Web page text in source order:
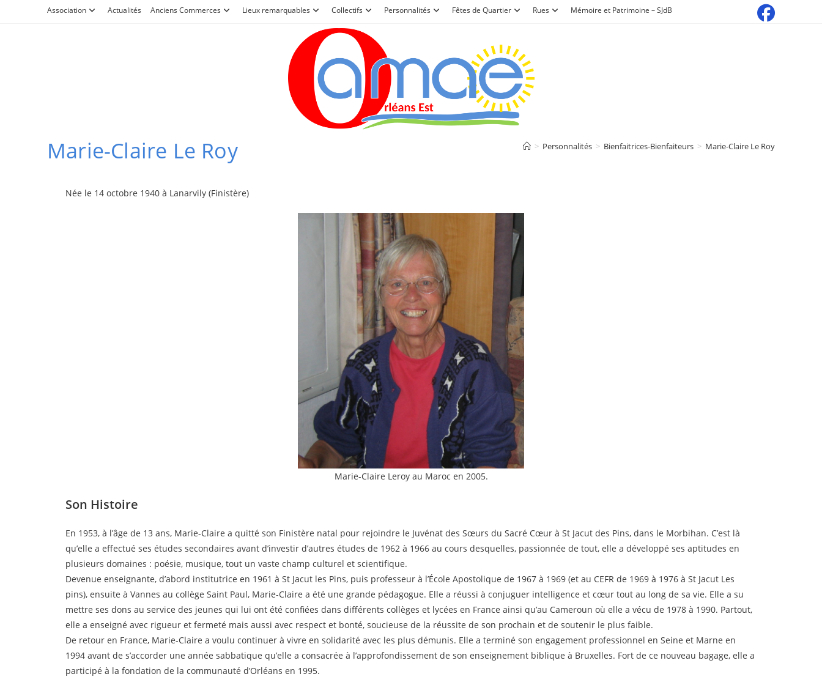
Association Actualités Anciens Commerces Lieux remarquables Collectifs Personnalités Fêtes de Quartier Rues Mémoire et Patrimoine – SJdB
Marie-Claire Le Roy > Personnalités > Bienfaitrices-Bienfaiteurs > Marie-Claire Le Roy
Née le 14 octobre 1940 à Lanarvily (Finistère)
Marie-Claire Leroy au Maroc en 2005.
Son Histoire
En 1953, à l’âge de 13 ans, Marie-Claire a quitté son Finistère natal pour rejoindre le Juvénat des Sœurs du Sacré Cœur à St Jacut des Pins, dans le Morbihan. C’est là
qu’elle a effectué ses études secondaires avant d’investir d’autres études de 1962 à 1966 au cours desquelles, passionnée de tout, elle a développé ses aptitudes en
plusieurs domaines : poésie, musique, tout un vaste champ culturel et scientifique.
Devenue enseignante, d’abord institutrice en 1961 à St Jacut les Pins, puis professeur à l’École Apostolique de 1967 à 1969 (et au CEFR de 1969 à 1976 à St Jacut Les
pins), ensuite à Vannes au collège Saint Paul, Marie-Claire a été une grande pédagogue. Elle a réussi à conjuguer intelligence et cœur tout au long de sa vie. Elle a su
mettre ses dons au service des jeunes qui lui ont été confiées dans différents collèges et lycées en France ainsi qu’au Cameroun où elle a vécu de 1978 à 1990. Partout,
elle a enseigné avec rigueur et fermeté mais aussi avec respect et bonté, soucieuse de la réussite de son prochain et de soutenir le plus faible.
De retour en France, Marie-Claire a voulu continuer à vivre en solidarité avec les plus démunis. Elle a terminé son engagement professionnel en Seine et Marne en
1994 avant de s’accorder une année sabbatique qu’elle a consacrée à l’approfondissement de son enseignement biblique à Bruxelles. Fort de ce nouveau bagage, elle a
participé à la fondation de la communauté d’Orléans en 1995.